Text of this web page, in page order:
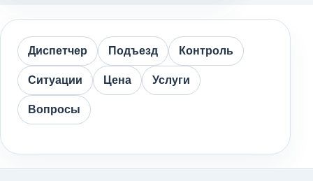
Диспетчер Подъезд Контроль
Ситуации Цена Услуги
Вопросы